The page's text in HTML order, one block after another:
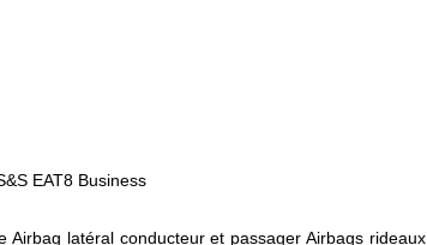
EAT8 Business
latéral conducteur et passager Airbags rideaux